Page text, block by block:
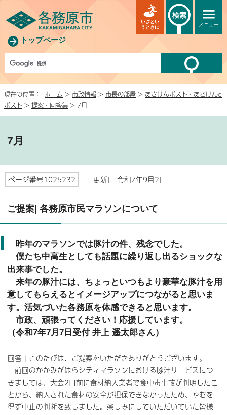
トップページ
メニュー
いざとい
うときに
検索
現在の位置： ホーム > 市政情報 > 市長の部屋 > あさけんポスト・あさけんe
ポスト > 提案・回答集 > 7月
7月
ページ番号1025232 更新日 令和7年9月2日
ご提案| 各務原市民マラソンについて
昨年のマラソンでは豚汁の件、残念でした。
僕たち中高生としても話題に繰り返し出るショックな
出来事でした。
来年の豚汁には、ちょっといつもより豪華な豚汁を用
意してもらえるとイメージアップにつながると思いま
す。活気づいた各務原を体感できると思います。
市政、頑張ってください！応援しています。
（令和7年7月7日受付 井上 遥太郎さん）
回答 | このたびは、ご提案をいただきありがとうございます。
前回のかかみがはらシティマラソンにおける豚汁サービスにつ
きましては、大会2日前に食材納入業者で食中毒事故が判明したこ
とから、納入された食材の安全が担保できなかったため、やむを
得ず中止の判断を致しました。楽しみにしていただいていた皆様